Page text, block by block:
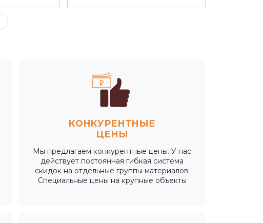
КОНКУРЕНТНЫЕ
ЦЕНЫ
Мы предлагаем конкурентные цены. У нас
действует постоянная гибкая система
скидок на отдельные группы материалов.
Специальные цены на крупные объекты